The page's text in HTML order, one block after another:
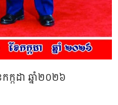
កដា ឆ្នាំ២០២៦